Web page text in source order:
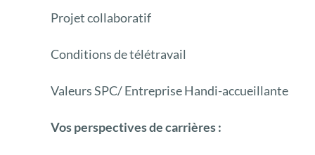
Projet collaboratif
Conditions de télétravail
Valeurs SPC/ Entreprise Handi-accueillante
Vos perspectives de carrières :